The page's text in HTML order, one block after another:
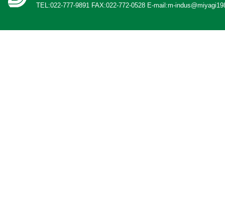
TEL:022-777-9891 FAX:022-772-0528 E-mail:m-